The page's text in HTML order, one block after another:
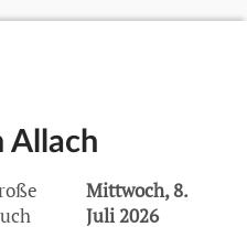
Allach
Mittwoch, 8.
Juli 2026